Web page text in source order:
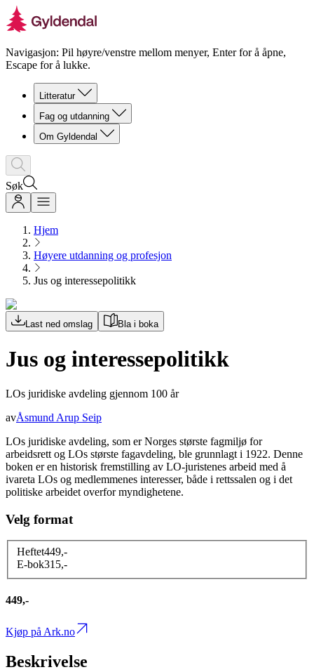
Navigasjon: Pil høyre/venstre mellom menyer, Enter for å åpne,
Escape for å lukke.
Litteratur
Fag og utdanning
Om Gyldendal
Søk
Hjem
Høyere utdanning og profesjon
Jus og interessepolitikk
Last ned omslag Bla i boka
Jus og interessepolitikk
LOs juridiske avdeling gjennom 100 år
avÅsmund Arup Seip
LOs juridiske avdeling, som er Norges største fagmiljø for
arbeidsrett og LOs største fagavdeling, ble grunnlagt i 1922. Denne
boken er en historisk fremstilling av LO-juristenes arbeid med å
ivareta LOs og medlemmenes interesser, både i rettssalen og i det
politiske arbeidet overfor myndighetene.
Velg format
Heftet449,-
E-bok315,-
449,-
Kjøp på Ark.no
Beskrivelse